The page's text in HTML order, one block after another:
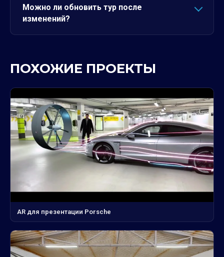
Можно ли обновить тур после
изменений?
ПОХОЖИЕ ПРОЕКТЫ
AR для презентации Porsche